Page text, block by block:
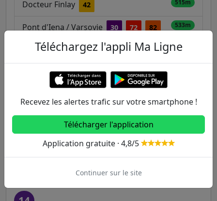
Docteur Finlay 42 515m
Pont d'Iena / Varsovie 30 72 82 533m
Autres lignes
1 2 3 3B 4
6 7 7B 8
11 12
Téléchargez l'appli Ma Ligne
Recevez les alertes trafic sur votre smartphone !
Télécharger l'application
Application gratuite · 4,8/5
Continuer sur le site